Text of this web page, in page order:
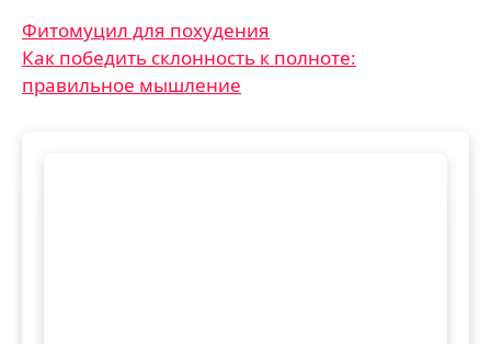
Навигация
по
записям
Фитомуцил для похудения
Как победить склонность к полноте:
правильное мышление